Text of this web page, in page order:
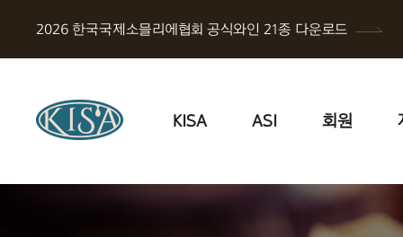
2026 한국국제소믈리에협회 공식와인 21종 다운로드
KISA ASI 회원